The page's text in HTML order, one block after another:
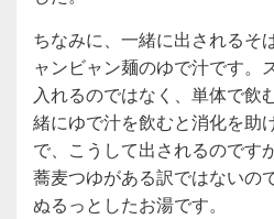
ちなみに、一緒に出されるそ
ャンビャン麺のゆで汁です。
入れるのではなく、単体で飲
緒にゆで汁を飲むと消化を助
で、こうして出されるのです
蕎麦つゆがある訳ではないの
ぬるっとしたお湯です。